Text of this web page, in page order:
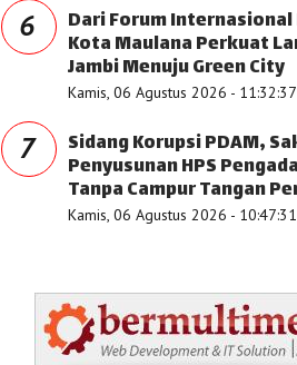
6 Dari Forum Internasional
Kota Maulana Perkuat
Jambi Menuju Green City
Kamis, 06 Agustus 2026 -
7 Sidang Korupsi PDAM,
Penyusunan HPS
Tanpa Campur Tangan
Kamis, 06 Agustus 2026 -